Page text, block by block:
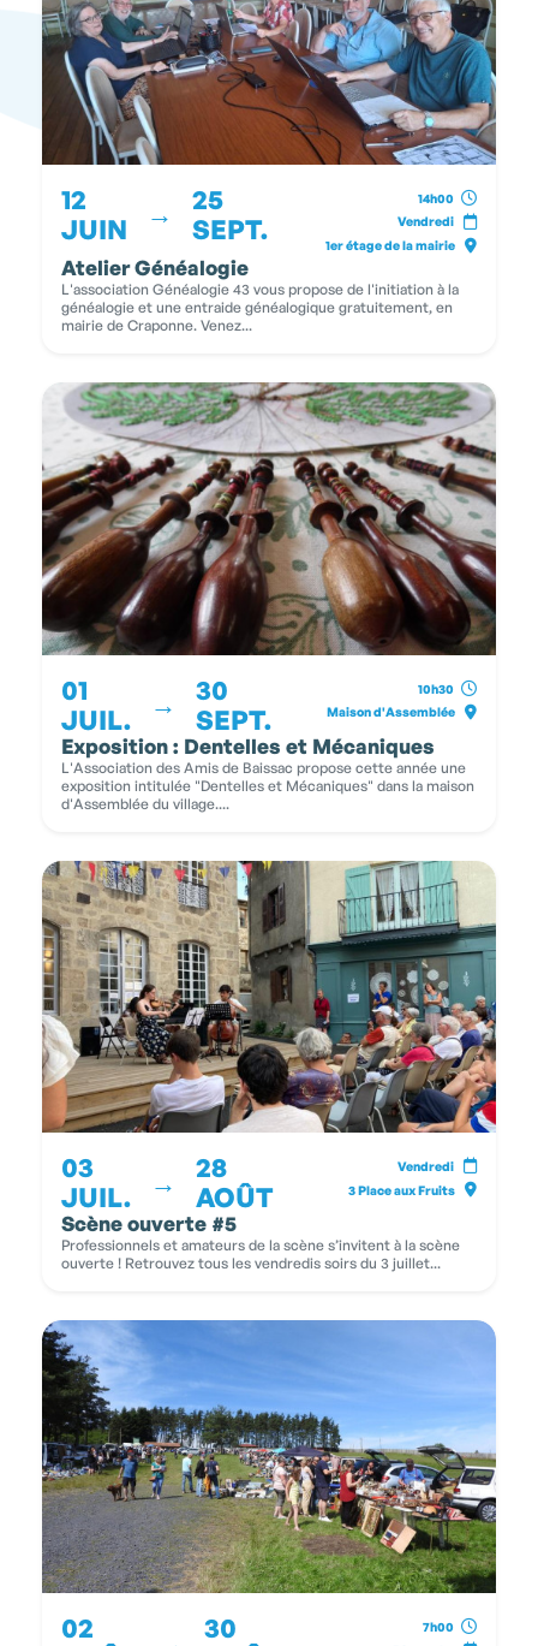
12
JUIN
→
25
SEPT.
14h00
Vendredi
1er étage de la mairie
Atelier Généalogie
L'association Généalogie 43 vous propose de l'initiation à la
généalogie et une entraide généalogique gratuitement, en
mairie de Craponne. Venez...
01
JUIL.
→
30
SEPT.
10h30
Maison d'Assemblée
Exposition : Dentelles et Mécaniques
L'Association des Amis de Baissac propose cette année une
exposition intitulée "Dentelles et Mécaniques" dans la maison
d'Assemblée du village....
03
JUIL.
→
28
AOÛT
Vendredi
3 Place aux Fruits
Scène ouverte #5
Professionnels et amateurs de la scène s’invitent à la scène
ouverte ! Retrouvez tous les vendredis soirs du 3 juillet...
02
30
7h00